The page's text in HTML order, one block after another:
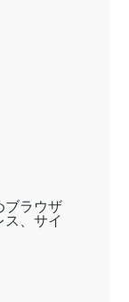
ブラウザ
、サイ